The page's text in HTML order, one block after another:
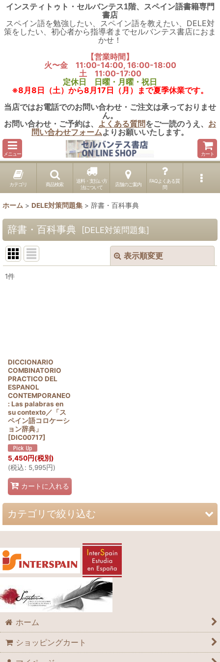
インスティトゥト・セルバンテス1階、スペイン語書籍専門
書店
スペイン語を勉強したい、スペイン語を教えたい、DELE対
策をしたい、初心者から指導者までセルバンテス書店におま
かせ！
【営業時間】
火〜金 11:00-14:00, 16:00-18:00
土 11:00-17:00
定休日 日曜・月曜・祝日
※8月8日（土）から8月17日（月）まで夏季休業です。
当店ではお電話でのお問い合わせ・ご注文は承っておりませ
ん。
お問い合わせ・ご予約は、 よくある質問をご一読のうえ、 お
問い合わせフォームよりお願いいたします。
メニュー カート
カテゴリ 商品検索
送料・支払い方
法について
店舗のご案内
FAQよくある質
問
ホーム > DELE対策問題集 > 辞書・百科事典
辞書・百科事典 [DELE対策問題集]
表示順変更
1件
DICCIONARIO
COMBINATORIO
PRACTICO DEL
ESPANOL
CONTEMPORANEO
: Las palabras en
su contexto／「ス
ペイン語コロケーシ
ョン辞典」
[DIC00717]
5,450円(税別)
(税込: 5,995円)
カートに入れる
カテゴリで絞り込む
辞書・百科事典 (全商品)
西西辞書
類義語反意語
用法・表現
中南米語・方言
哲学・歴史・法律
ホーム
ショッピングカート